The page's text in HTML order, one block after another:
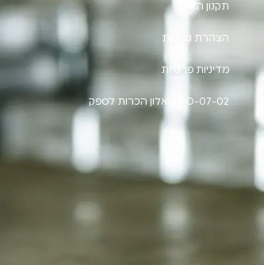
תקנון האתר
הצהרת נגישות
מדיניות פרטיות
FO-07-02 שאלון הכרות לספק